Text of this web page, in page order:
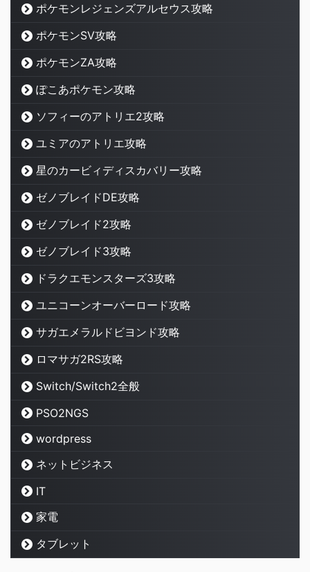
ポケモンレジェンズアルセウス攻略
ポケモンSV攻略
ポケモンZA攻略
ぽこあポケモン攻略
ソフィーのアトリエ2攻略
ユミアのアトリエ攻略
星のカービィディスカバリー攻略
ゼノブレイドDE攻略
ゼノブレイド2攻略
ゼノブレイド3攻略
ドラクエモンスターズ3攻略
ユニコーンオーバーロード攻略
サガエメラルドビヨンド攻略
ロマサガ2RS攻略
Switch/Switch2全般
PSO2NGS
wordpress
ネットビジネス
IT
家電
タブレット